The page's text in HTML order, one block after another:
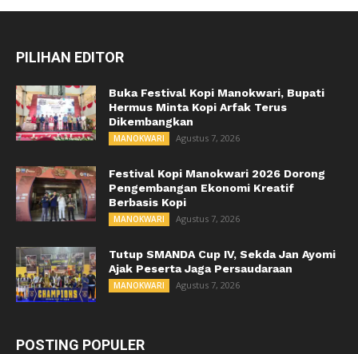
PILIHAN EDITOR
Buka Festival Kopi Manokwari, Bupati
Hermus Minta Kopi Arfak Terus
Dikembangkan
MANOKWARI Agustus 7, 2026
Festival Kopi Manokwari 2026 Dorong
Pengembangan Ekonomi Kreatif
Berbasis Kopi
MANOKWARI Agustus 7, 2026
Tutup SMANDA Cup IV, Sekda Jan Ayomi
Ajak Peserta Jaga Persaudaraan
MANOKWARI Agustus 7, 2026
POSTING POPULER